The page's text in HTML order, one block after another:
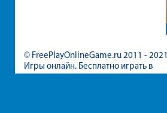
© FreePlayOnlineGame.ru 2011 - 2021
Игры онлайн. Бесплатно играть в
игры для девочек и мальчиков